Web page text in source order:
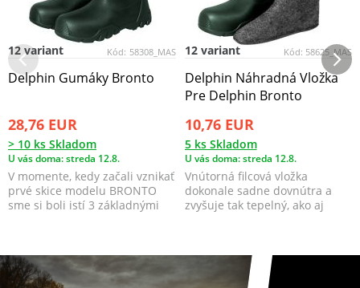
Kód: 58308_MAS
12 variant
Delphin Gumáky Bronto
28,76 EUR
> 10 ks Skladom
U vás doma: streda 12.8.
V momente, kedy začali vznikať
prvé skice modelu BRONTO
sme si boli istí 3 základnými
Kód: 58625_MAS
12 variant
Delphin Náhradná Vložka
Pre Delphin Bronto
10,76 EUR
5 ks Skladom
U vás doma: streda 12.8.
Vnútorná filcová vložka
dokonale sadne dovnútra a
zvyšuje tak tepelný, ako aj